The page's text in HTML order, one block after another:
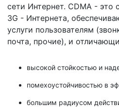
сети Интернет. CDMA - это
3G - Интернета,
услуги пользователям
почта, прочие), и
высокой стойкостью и
помехоустойчивостью в
большим радиусом